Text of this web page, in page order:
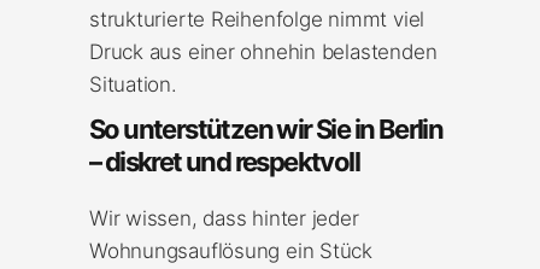
strukturierte Reihenfolge nimmt viel
Druck aus einer ohnehin belastenden
Situation.
So unterstützen wir Sie in Berlin
– diskret und respektvoll
Wir wissen, dass hinter jeder
Wohnungsauflösung ein Stück